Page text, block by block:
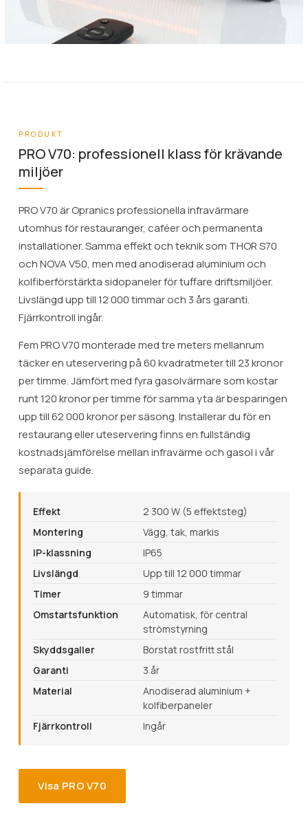
PRODUKT
PRO V70: professionell klass för krävande
miljöer
PRO V70 är Opranics professionella infravärmare
utomhus för restauranger, caféer och permanenta
installationer. Samma effekt och teknik som THOR S70
och NOVA V50, men med anodiserad aluminium och
kolfiberförstärkta sidopaneler för tuffare driftsmiljöer.
Livslängd upp till 12 000 timmar och 3 års garanti.
Fjärrkontroll ingår.
Fem PRO V70 monterade med tre meters mellanrum
täcker en uteservering på 60 kvadratmeter till 23 kronor
per timme. Jämfört med fyra gasolvärmare som kostar
runt 120 kronor per timme för samma yta är besparingen
upp till 62 000 kronor per säsong. Installerar du för en
restaurang eller uteservering finns en fullständig
kostnadsjämförelse mellan infravärme och gasol i vår
separata guide.
Effekt
2 300 W (5 effektsteg)
Montering
Vägg, tak, markis
IP-klassning
IP65
Livslängd
Upp till 12 000 timmar
Timer
9 timmar
Omstartsfunktion
Automatisk, för central
strömstyrning
Skyddsgaller
Borstat rostfritt stål
Garanti
3 år
Material
Anodiserad aluminium +
kolfiberpaneler
Fjärrkontroll
Ingår
Visa PRO V70